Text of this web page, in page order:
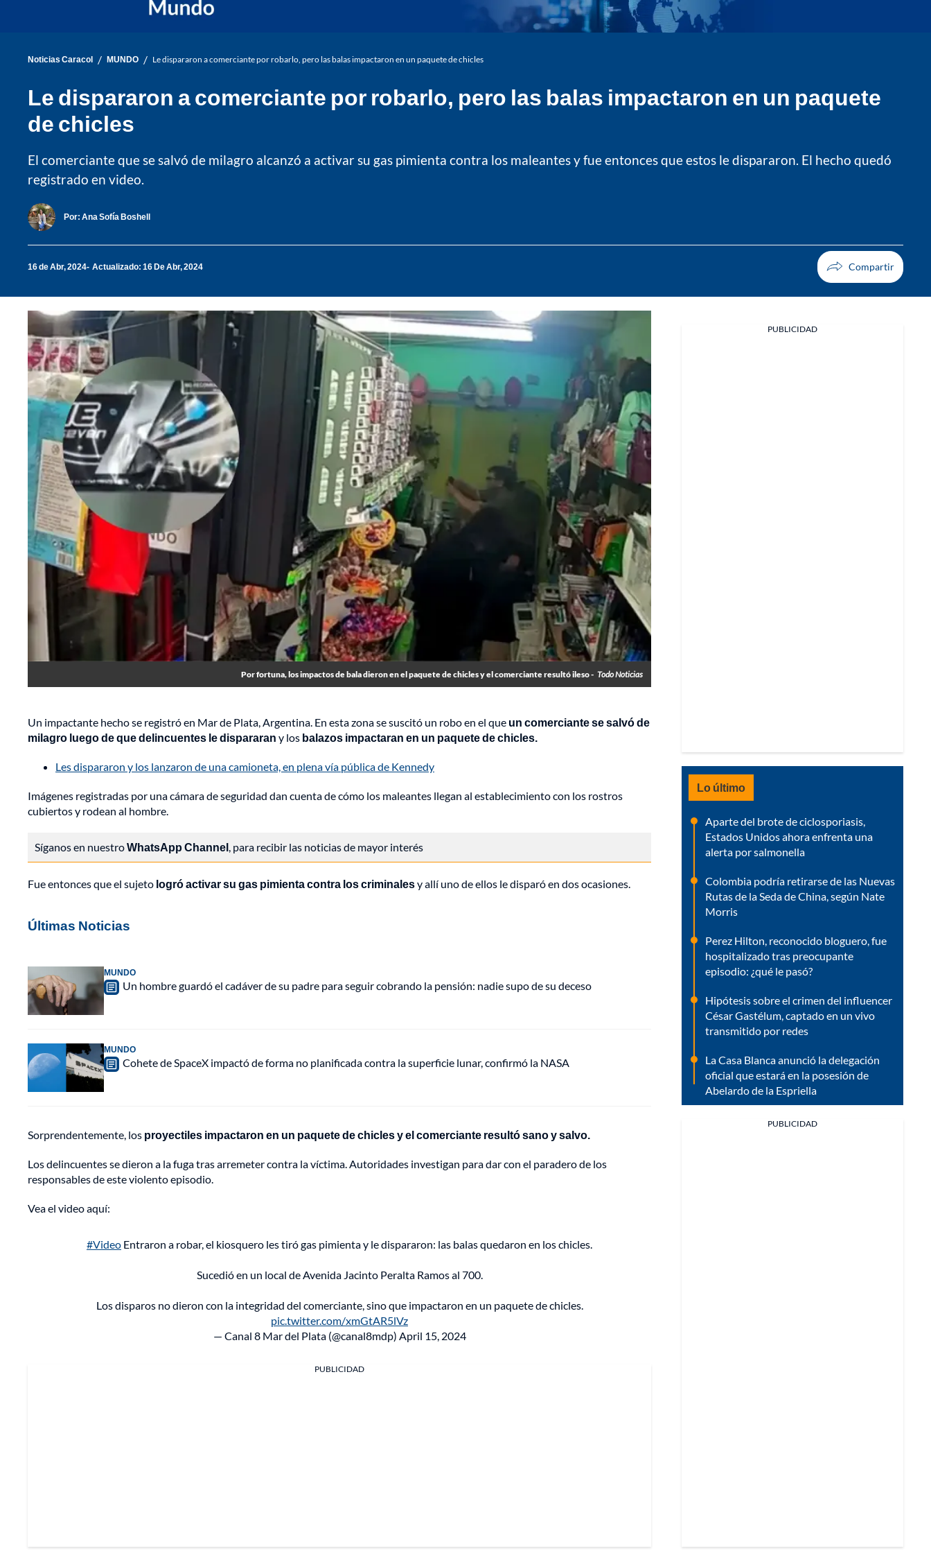
Noticias Caracol / MUNDO / Le dispararon a comerciante por robarlo, pero las balas impactaron en un paquete de chicles
Le dispararon a comerciante por robarlo, pero las balas impactaron en un paquete
de chicles
El comerciante que se salvó de milagro alcanzó a activar su gas pimienta contra los maleantes y fue entonces que estos le dispararon. El hecho quedó
registrado en video.
Por: Ana Sofía Boshell
16 de Abr, 2024 Actualizado: 16 De Abr, 2024
Por fortuna, los impactos de bala dieron en el paquete de chicles y el comerciante resultó ileso - Todo Noticias
Un impactante hecho se registró en Mar de Plata, Argentina. En esta zona se suscitó un robo en el que un comerciante se salvó de
milagro luego de que delincuentes le dispararan y los balazos impactaran en un paquete de chicles.
Les dispararon y los lanzaron de una camioneta, en plena vía pública de Kennedy
Imágenes registradas por una cámara de seguridad dan cuenta de cómo los maleantes llegan al establecimiento con los rostros
cubiertos y rodean al hombre.
Síganos en nuestroWhatsApp Channel, para recibir las noticias de mayor interés
Fue entonces que el sujeto logró activar su gas pimienta contra los criminalesy allí uno de ellos le disparó en dos ocasiones.
Últimas Noticias
MUNDO
Un hombre guardó el cadáver de su padre para seguir cobrando la pensión: nadie supo de su deceso
MUNDO
Cohete de SpaceX impactó de forma no planificada contra la superficie lunar, confirmó la NASA
Sorprendentemente, los proyectiles impactaron en un paquete de chicles y el comerciante resultó sano y salvo.
Los delincuentes se dieron a la fuga tras arremeter contra la víctima. Autoridades investigan para dar con el paradero de los
responsables de este violento episodio.
Vea el video aquí:
#Video Entraron a robar, el kiosquero les tiró gas pimienta y le dispararon: las balas quedaron en los chicles.
Sucedió en un local de Avenida Jacinto Peralta Ramos al 700.
Los disparos no dieron con la integridad del comerciante, sino que impactaron en un paquete de chicles.
pic.twitter.com/xmGtAR5lVz
— Canal 8 Mar del Plata (@canal8mdp) April 15, 2024
PUBLICIDAD
PUBLICIDAD
Lo último
Aparte del brote de ciclosporiasis,
Estados Unidos ahora enfrenta una
alerta por salmonella
Colombia podría retirarse de las Nuevas
Rutas de la Seda de China, según Nate
Morris
Perez Hilton, reconocido bloguero, fue
hospitalizado tras preocupante
episodio: ¿qué le pasó?
Hipótesis sobre el crimen del influencer
César Gastélum, captado en un vivo
transmitido por redes
La Casa Blanca anunció la delegación
oficial que estará en la posesión de
Abelardo de la Espriella
PUBLICIDAD